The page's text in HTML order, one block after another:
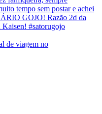
de viagem no